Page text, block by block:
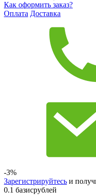
Как оформить заказ?
Оплата Доставка
-3%
Зарегистрируйтесь и
0.1 базисрублей